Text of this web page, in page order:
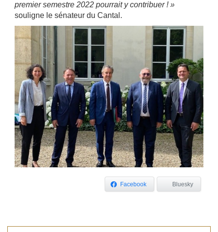
premier semestre 2022 pourrait y contribuer ! »
souligne le sénateur du Cantal.
Facebook Bluesky